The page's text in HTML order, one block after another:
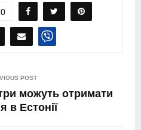
0
POST
можуть отримати
в Естонії